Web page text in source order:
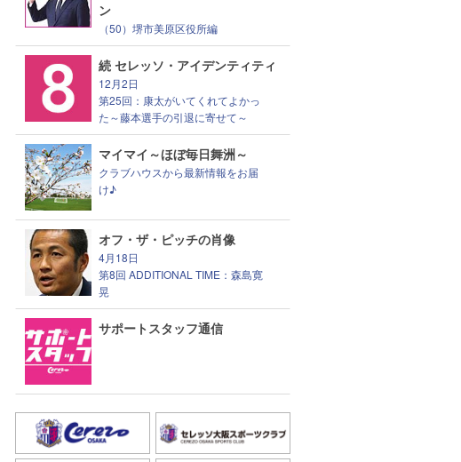
ン
（50）堺市美原区役所編
続 セレッソ・アイデンティティ
12月2日
第25回：康太がいてくれてよかっ
た～藤本選手の引退に寄せて～
マイマイ～ほぼ毎日舞洲～
クラブハウスから最新情報をお届
け♪
オフ・ザ・ピッチの肖像
4月18日
第8回 ADDITIONAL TIME：森島寛
晃
サポートスタッフ通信